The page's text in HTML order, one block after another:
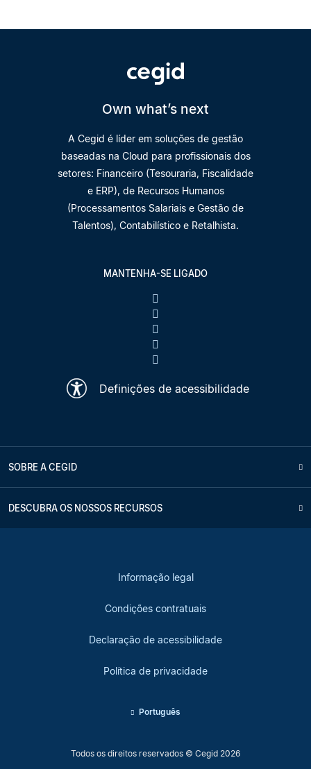
Own what’s next
A Cegid é líder em soluções de gestão
baseadas na Cloud para profissionais dos
setores: Financeiro (Tesouraria, Fiscalidade
e ERP), de Recursos Humanos
(Processamentos Salariais e Gestão de
Talentos), Contabilístico e Retalhista.
MANTENHA-SE LIGADO
Definições de acessibilidade
SOBRE A CEGID
DESCUBRA OS NOSSOS RECURSOS
Todos os direitos reservados © Cegid 2026
Informação legal
Condições contratuais
Declaração de acessibilidade
Política de privacidade
Português